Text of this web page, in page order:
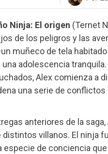
Ninja: El origen (Ternet
de los peligros y las
muñeco de tela
adolescencia
Alex comienza a
una serie de
anteriores de la
distintos villanos. El ninja
especie de conciencia